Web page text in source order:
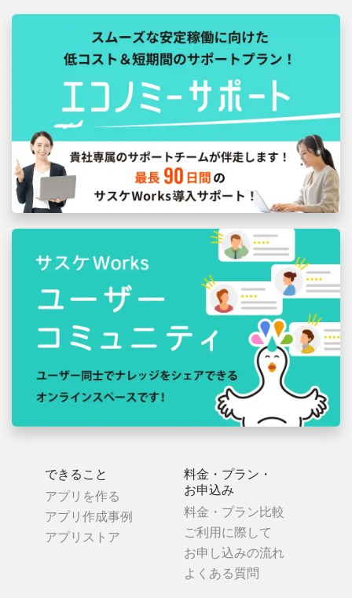
できること
アプリを作る
アプリ作成事例
アプリストア
料金・プラン・
お申込み
料金・プラン比較
ご利用に際して
お申し込みの流れ
よくある質問